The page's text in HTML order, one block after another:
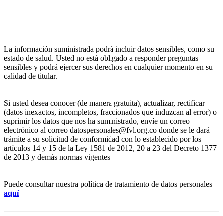
La información suministrada podrá incluir datos sensibles, como su
estado de salud. Usted no está obligado a responder preguntas
sensibles y podrá ejercer sus derechos en cualquier momento en su
calidad de titular.
Si usted desea conocer (de manera gratuita), actualizar, rectificar
(datos inexactos, incompletos, fraccionados que induzcan al error) o
suprimir los datos que nos ha suministrado, envíe un correo
electrónico al correo datospersonales@fvl.org.co donde se le dará
trámite a su solicitud de conformidad con lo establecido por los
artículos 14 y 15 de la Ley 1581 de 2012, 20 a 23 del Decreto 1377
de 2013 y demás normas vigentes.
Puede consultar nuestra política de tratamiento de datos personales
aquí